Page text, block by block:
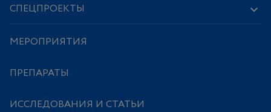
СПЕЦПРОЕКТЫ
МЕРОПРИЯТИЯ
ПРЕПАРАТЫ
ИССЛЕДОВАНИЯ И СТАТЬИ